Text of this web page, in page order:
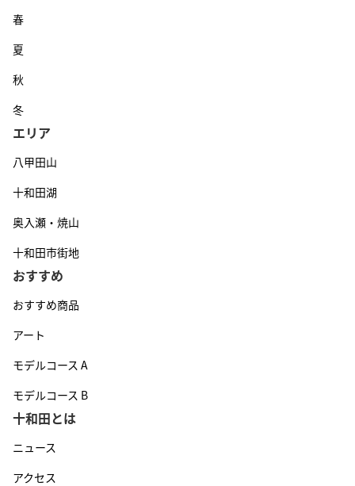
春
夏
秋
冬
エリア
八甲田山
十和田湖
奥入瀬・焼山
十和田市街地
おすすめ
おすすめ商品
アート
モデルコース A
モデルコース B
十和田とは
ニュース
アクセス